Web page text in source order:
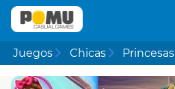
Juegos Chicas Princesas